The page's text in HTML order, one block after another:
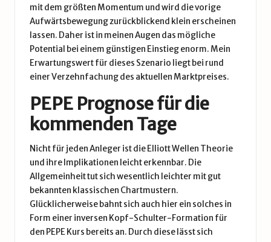
mit dem größten Momentum und wird die vorige
Aufwärtsbewegung zurückblickend klein erscheinen
lassen. Daher ist in meinen Augen das mögliche
Potential bei einem günstigen Einstieg enorm. Mein
Erwartungswert für dieses Szenario liegt bei rund
einer Verzehnfachung des aktuellen Marktpreises.
PEPE Prognose für die
kommenden Tage
Nicht für jeden Anleger ist die Elliott Wellen Theorie
und ihre Implikationen leicht erkennbar. Die
Allgemeinheit tut sich wesentlich leichter mit gut
bekannten klassischen Chartmustern.
Glücklicherweise bahnt sich auch hier ein solches in
Form einer inversen Kopf-Schulter-Formation für
den PEPE Kurs bereits an. Durch diese lässt sich